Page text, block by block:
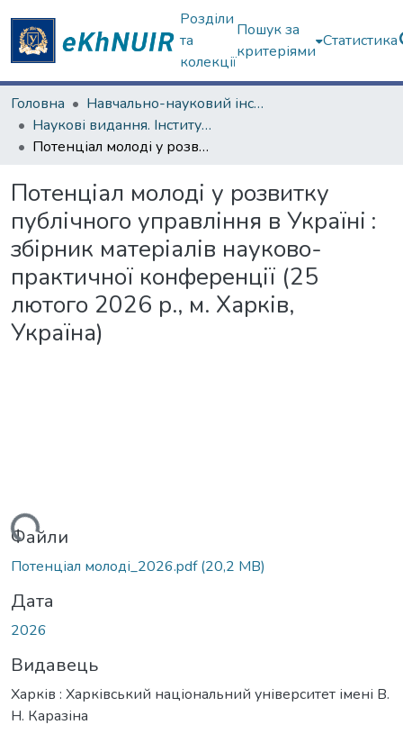
Розділи
та
колекції
Пошук за
критеріями
Статистика
Головна
Навчально-науковий інститут "Інститут державного управління"
Наукові видання. Інститут державного управління
Потенціал молоді у розвитку публічного управління в Україні : збірник матеріалів науково-практичної конференції (25 лютого 2026 р., м. Харків, Україна)
Потенціал молоді у розвитку
публічного управління в Україні :
збірник матеріалів науково-
практичної конференції (25
лютого 2026 р., м. Харків,
Україна)
Файли
Потенціал молоді_2026.pdf(20,2 MB)
Дата
2026
Видавець
Харків : Харківський національний університет імені В.
Н. Каразіна